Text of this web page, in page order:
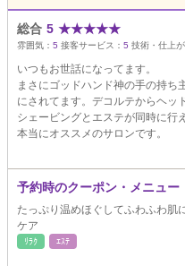
総合 5 ★★★★★
雰囲気： 5 接客サービス： 5 技術・仕上が
いつもお世話になってます。
まさにゴッドハンド神の手の持ち
にされてます。デコルテからヘッ
シェービングとエステが同時に行
本当にオススメのサロンです。
予約時のクーポン・メニュー
たっぷり温めほぐしてふわふわ肌
ケア
ﾘﾗｸ ｴｽﾃ